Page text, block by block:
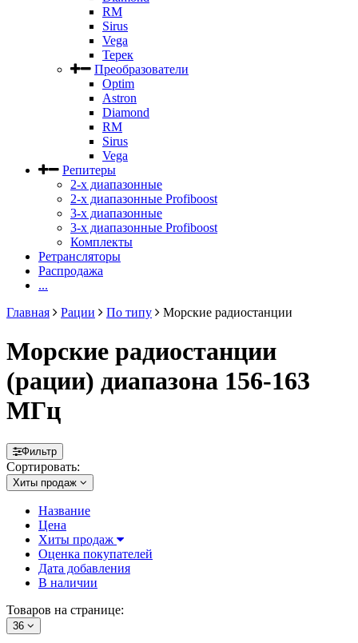
RM
Sirus
Vega
Терек
Преобразователи
Optim
Astron
Diamond
RM
Sirus
Vega
Репитеры
2-х диапазонные
2-х диапазонные Profiboost
3-х диапазонные
3-х диапазонные Profiboost
Комплекты
Ретрансляторы
Распродажа
...
Главная
Рации По типу Морские радиостанции
Морские радиостанции
(рации) диапазона 156-163
МГц
Фильтр
Сортировать:
Хиты продаж
Название
Цена
Хиты продаж
Оценка покупателей
Дата добавления
В наличии
Товаров на странице:
36